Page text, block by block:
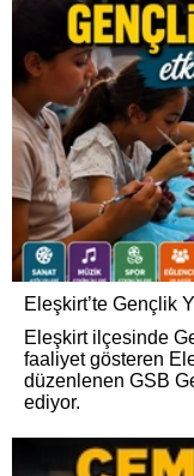
Eleşkirt’te Gençlik
Eleşkirt ilçesinde
faaliyet gösteren
düzenlenen GSB
ediyor.